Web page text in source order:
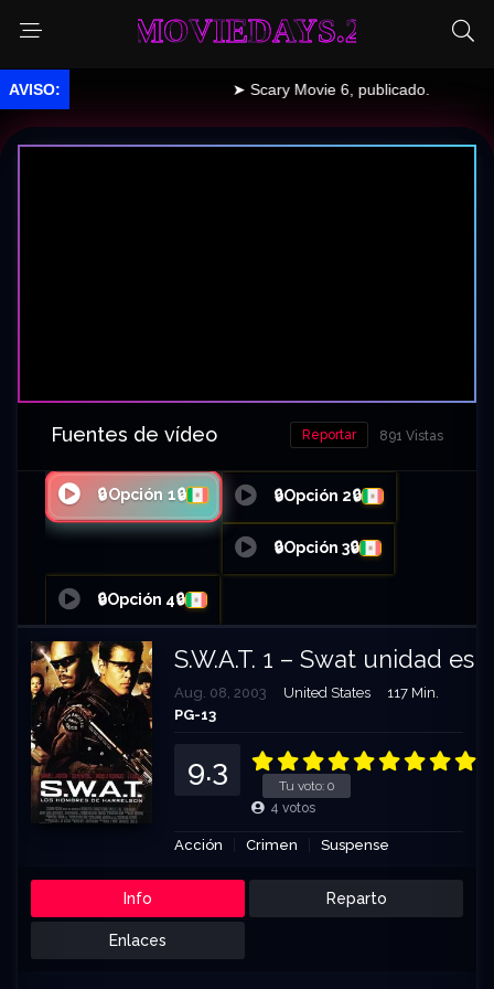
MOVIEDAYS.2
➤ Scary Movie 6, publicado.
Fuentes de vídeo 891 Vistas
Reportar
🔒Opción 1🔒 🔒Opción 2🔒
🔒Opción 3🔒
🔒Opción 4🔒
S.W.A.T. 1 – Swat unidad
Aug. 08, 2003 United States
117 Min.
PG-13
Tu voto: 0
9.3
4 votos
Acción Crimen Suspense
Info Reparto
Enlaces